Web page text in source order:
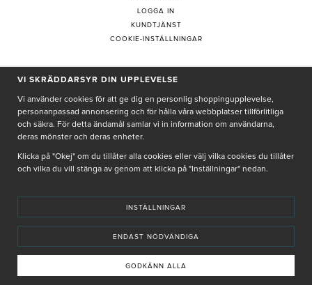
LOGGA IN
KUNDTJÄNST
COOKIE-INSTÄLLNINGAR
PRENUMERERA PÅ NYHETSBREV
Genom att ge min e-post, accepterar jag Seth och Sally integritetspolicy
De uppgifter du matar in kommer endast användas till våra nyhetsbrev.
INNEHÅLLET OCH REKOMMENDATIONERNA PÅ DENNA SIDA ÄR FRAMTAGNA OCH GRANSKADE
AV VÅRA AUKTORISERADE HUDTERAPEUTER.
VI SKRÄDDARSYR DIN UPPLEVELSE
Vi använder cookies för att ge dig en personlig shoppingupplevelse,
personanpassad annonsering och för hålla våra webbplatser tillförlitliga
och säkra. För detta ändamål samlar vi in information om användarna,
deras mönster och deras enheter.
Klicka på "Okej" om du tillåter alla cookies eller välj vilka cookies du tillåter
och vilka du vill stänga av genom att klicka på "Inställningar" nedan.
INSTÄLLNINGAR
ENDAST NÖDVÄNDIGA
GODKÄNN ALLA